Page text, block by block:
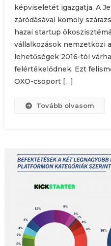
képviseletét igazgatja. A
záródásával komoly
hazai startup
vállalkozások nemzetközi
lehetőségek 2016-tól
felértékelődnek. Ezt
OXO-csoport […]
Tovább olvasom